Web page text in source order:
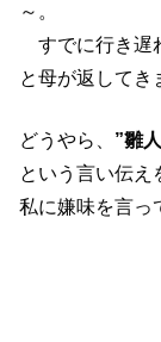
～。
すでに行き遅
と母が返してき
どうやら、 ”雛
という言い伝え
私に嫌味を言っ